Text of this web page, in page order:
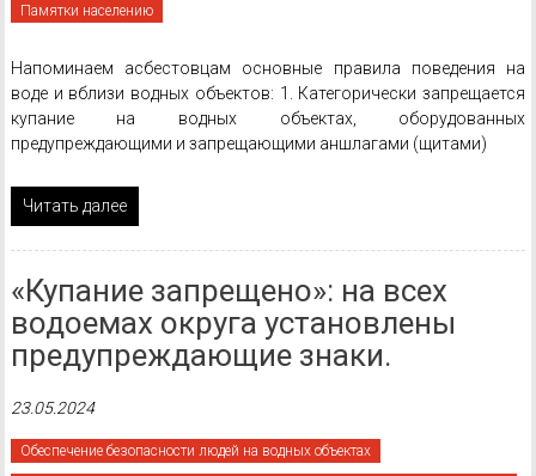
Памятки населению
Напоминаем асбестовцам основные правила поведения на
воде и вблизи водных объектов: 1. Категорически запрещается
купание на водных объектах, оборудованных
предупреждающими и запрещающими аншлагами (щитами)
Читать далее
«Купание запрещено»: на всех
водоемах округа установлены
предупреждающие знаки.
23.05.2024
Обеспечение безопасности людей на водных объектах